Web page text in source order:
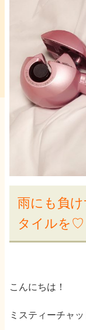
雨にも負
タイルを♡
こんにちは！
ミスティーチャ